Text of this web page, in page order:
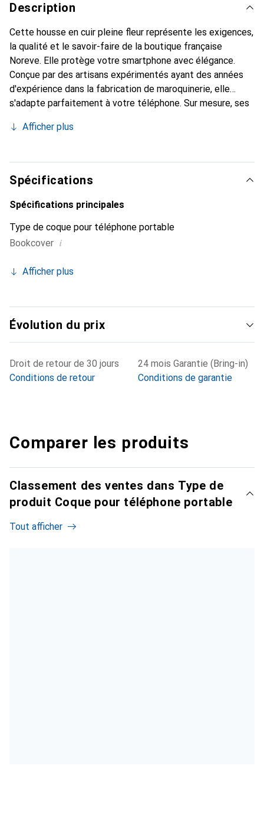
Description
Cette housse en cuir pleine fleur représente les exigences,
la qualité et le savoir-faire de la boutique française
Noreve. Elle protège votre smartphone avec élégance.
Conçue par des artisans expérimentés ayant des années
d'expérience dans la fabrication de maroquinerie, elle
s'adapte parfaitement à votre téléphone. Sur mesure, ses
Elle devient l'accessoire chic et indispensable pour votre
produits de haute qualité, la marque Noreve est un choix
fiable pour une clientèle exigeante.
Afficher plus
Spécifications
Spécifications principales
Type de coque pour téléphone portable
Bookcover i
Afficher plus
Évolution du prix
Droit de retour de 30 jours
Conditions de retour
24 mois Garantie (Bring-in)
Conditions de garantie
Comparer les produits
Classement des ventes dans Type de
produit Coque pour téléphone portable
Tout afficher